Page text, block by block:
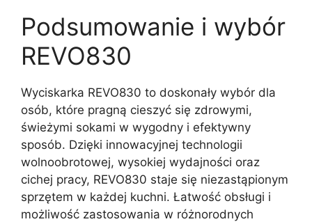
Podsumowanie i wybór
REVO830
Wyciskarka REVO830 to doskonały wybór dla
osób, które pragną cieszyć się zdrowymi,
świeżymi sokami w wygodny i efektywny
sposób. Dzięki innowacyjnej technologii
wolnoobrotowej, wysokiej wydajności oraz
cichej pracy, REVO830 staje się niezastąpionym
sprzętem w każdej kuchni. Łatwość obsługi i
możliwość zastosowania w różnorodnych